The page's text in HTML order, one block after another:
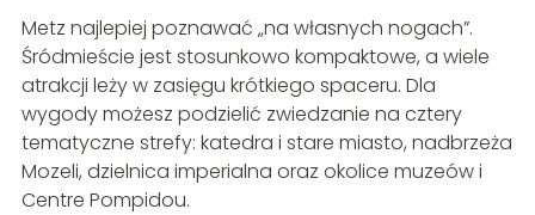
Metz najlepiej poznawać „na własnych nogach”.
Śródmieście jest stosunkowo kompaktowe, a wiele
atrakcji leży w zasięgu krótkiego spaceru. Dla
wygody możesz podzielić zwiedzanie na cztery
tematyczne strefy: katedra i stare miasto, nadbrzeża
Mozeli, dzielnica imperialna oraz okolice muzeów i
Centre Pompidou.